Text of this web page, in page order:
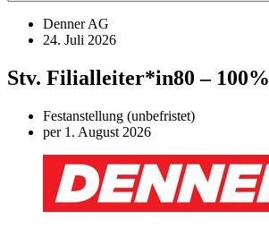
Denner AG
24. Juli 2026
Stv. Filialleiter*in80 – 100%
Festanstellung (unbefristet)
per 1. August 2026